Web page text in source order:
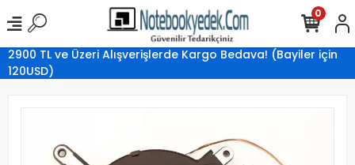
2900 TL ve Üzeri Alışverişlerde Kargo Bedava! (Bayiler için
120USD)
0